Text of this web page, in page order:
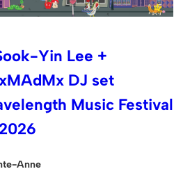
Yin Lee +
DJ set
Music Festival
Anne